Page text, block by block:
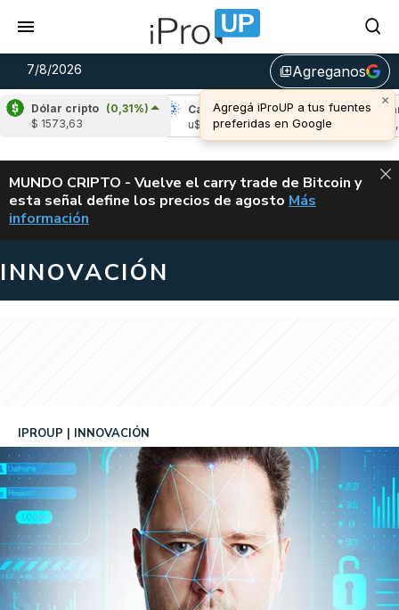
7/8/2026 library_addAgreganos
×
Agregá iProUP a tus fuentes
preferidas en Google
Dólar cripto (0,31%)
$ 1573,63
(-2,54%)
Cardano
(5,31%)
u$s 0,20
Avalanche
ALERTA
MUNDO CRIPTO - Vuelve el carry trade de Bitcoin y
esta señal define los precios de agosto VUELVE EL
Más
información
INNOVACIÓN
IPROUP INNOVACIÓN